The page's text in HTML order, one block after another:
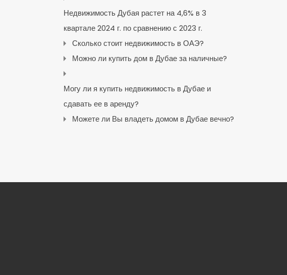
Недвижимость Дубая растет на 4,6% в 3
квартале 2024 г. по сравнению с 2023 г.
Сколько стоит недвижимость в ОАЭ?
Можно ли купить дом в Дубае за наличные?
Могу ли я купить недвижимость в Дубае и
сдавать ее в аренду?
Можете ли Вы владеть домом в Дубае вечно?